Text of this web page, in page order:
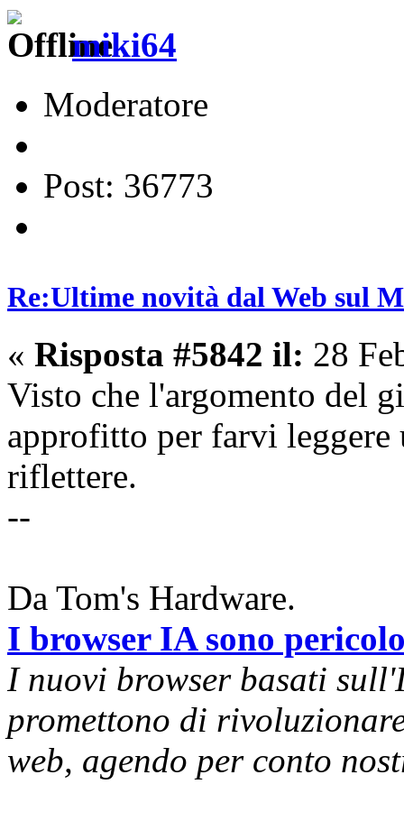
miki64
Moderatore
Post: 36773
Re:Ultime novità dal Web sul
« Risposta #5842 il: 28
Visto che l'argomento del
approfitto per farvi
riflettere.
--
Da Tom's Hardware.
I browser IA sono
I nuovi browser basati
promettono di
web, agendo per conto